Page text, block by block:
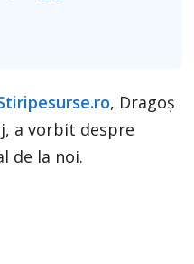
, Dragoș
a vorbit despre
de la noi.